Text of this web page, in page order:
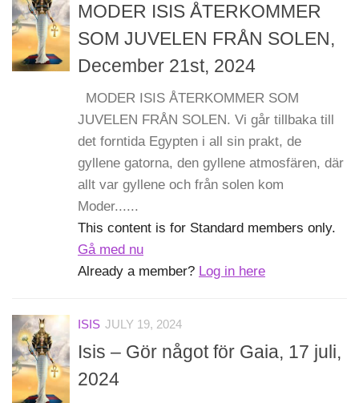
MODER ISIS ÅTERKOMMER
SOM JUVELEN FRÅN SOLEN,
December 21st, 2024
MODER ISIS ÅTERKOMMER SOM
JUVELEN FRÅN SOLEN. Vi går tillbaka till
det forntida Egypten i all sin prakt, de
gyllene gatorna, den gyllene atmosfären, där
allt var gyllene och från solen kom
Moder......
This content is for Standard members only.
Gå med nu
Already a member? Log in here
ISIS JULY 19, 2024
Isis – Gör något för Gaia, 17 juli,
2024